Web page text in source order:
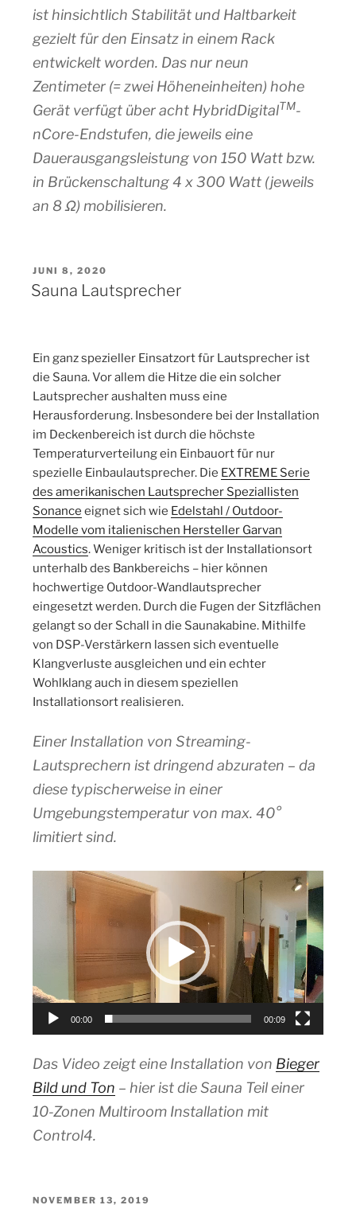
ist hinsichtlich Stabilität und Haltbarkeit
gezielt für den Einsatz in einem Rack
entwickelt worden. Das nur neun
Zentimeter (= zwei Höheneinheiten) hohe
Gerät verfügt über acht HybridDigitalTM-
nCore-Endstufen, die jeweils eine
Dauerausgangsleistung von 150 Watt bzw.
in Brückenschaltung 4 x 300 Watt (jeweils
an 8 Ω) mobilisieren.
VERÖFFENTLICHT
AM
JUNI 8, 2020
Sauna Lautsprecher
Ein ganz spezieller Einsatzort für Lautsprecher ist
die Sauna. Vor allem die Hitze die ein solcher
Lautsprecher aushalten muss eine
Herausforderung. Insbesondere bei der Installation
im Deckenbereich ist durch die höchste
Temperaturverteilung ein Einbauort für nur
spezielle Einbaulautsprecher. Die EXTREME Serie
des amerikanischen Lautsprecher Speziallisten
Sonance eignet sich wie Edelstahl / Outdoor-
Modelle vom italienischen Hersteller Garvan
Acoustics. Weniger kritisch ist der Installationsort
unterhalb des Bankbereichs – hier können
hochwertige Outdoor-Wandlautsprecher
eingesetzt werden. Durch die Fugen der Sitzflächen
gelangt so der Schall in die Saunakabine. Mithilfe
von DSP-Verstärkern lassen sich eventuelle
Klangverluste ausgleichen und ein echter
Wohlklang auch in diesem speziellen
Installationsort realisieren.
Einer Installation von Streaming-
Lautsprechern ist dringend abzuraten – da
diese typischerweise in einer
Umgebungstemperatur von max. 40°
limitiert sind.
00:00 00:09
Das Video zeigt eine Installation von Bieger
Bild und Ton – hier ist die Sauna Teil einer
10-Zonen Multiroom Installation mit
Control4.
VERÖFFENTLICHT
NOVEMBER 13, 2019